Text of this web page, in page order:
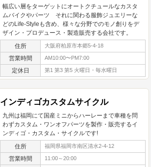
幅広い層をターゲットにオートクチュールなカスタ
ムバイクやパーツ それに関わる服飾ジュエリーな
どのLife-Styleも含め、様々な分野でのモノ創りをデ
ザイン・プロデュース・製造販売する会社です。
住所 大阪府柏原市本郷5-4-18
営業時間 AM10:00〜PM7:00
定休日 第1 第3 第5 火曜日・毎水曜日
インディゴカスタムサイクル
九州は福岡にて国産ミニからハーレーまで車種を問
わずカスタム・ワンオフパーツを製作・販売するイ
ンディゴ・カスタム・サイクルです!
住所 福岡県福岡市南区清水2-4-12
営業時間 11:00～20:00